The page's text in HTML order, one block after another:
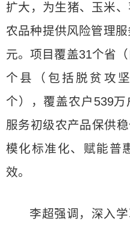
扩大，为生猪、玉米
农品种提供风险管理
元。项目覆盖31个省
个县（包括脱贫攻
个），覆盖农户539万
服务初级农产品保供
模化标准化、赋能普
效。
李超强调，深入